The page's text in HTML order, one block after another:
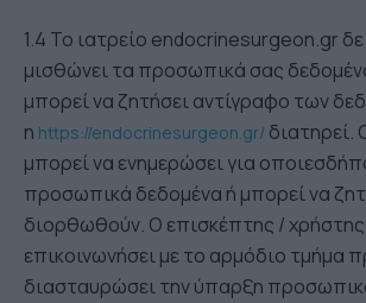
1.4 Το ιατρείο endocrinesurgeon.gr
μισθώνει τα προσωπικά σας
μπορεί να ζητήσει αντίγραφο των
η https://endocrinesurgeon.gr/ διατηρεί.
μπορεί να ενημερώσει για
προσωπικά δεδομένα ή μπορεί να
διορθωθούν. Ο επισκέπτης /
επικοινωνήσει με το αρμόδιο τμήμα
διασταυρώσει την ύπαρξη